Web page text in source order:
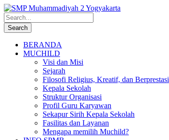
BERANDA
MUCHILD
Visi dan Misi
Sejarah
Filosofi Religius, Kreatif, dan Berprestasi
Kepala Sekolah
Struktur Organisasi
Profil Guru Karyawan
Sekapur Sirih Kepala Sekolah
Fasilitas dan Layanan
Mengapa memilih Muchild?